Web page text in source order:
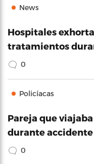
News
Hospitales
tratamientos
0
Policíacas
Pareja que
durante accidente
0